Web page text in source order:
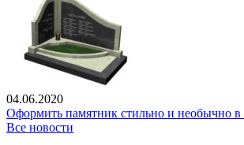
04.06.2020
Оформить памятник стильно и необычно
Все новости